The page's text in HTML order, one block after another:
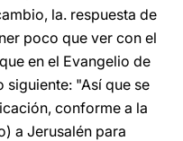
la. respuesta de
poco que ver con el
en el Evangelio de
siguiente: "Así que se
conforme a la
a Jerusalén para